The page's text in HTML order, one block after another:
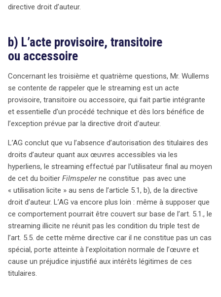
directive droit d’auteur.
b) L’acte provisoire, transitoire
ou accessoire
Concernant les troisième et quatrième questions, Mr. Wullems
se contente de rappeler que le streaming est un acte
provisoire, transitoire ou accessoire, qui fait partie intégrante
et essentielle d’un procédé technique et dès lors bénéfice de
l’exception prévue par la directive droit d’auteur.
L’AG conclut que vu l’absence d’autorisation des titulaires des
droits d’auteur quant aux œuvres accessibles via les
hyperliens, le streaming effectué par l’utilisateur final au moyen
de cet du boitier Filmspelerne constitue pas avec une
« utilisation licite » au sens de l’article 5.1, b), de la directive
droit d’auteur. L’AG va encore plus loin : même à supposer que
ce comportement pourrait être couvert sur base de l’art. 5.1., le
streaming illicite ne réunit pas les condition du triple test de
l’art. 5.5. de cette même directive car il ne constitue pas un cas
spécial, porte atteinte à l’exploitation normale de l’œuvre et
cause un préjudice injustifié aux intérêts légitimes de ces
titulaires.